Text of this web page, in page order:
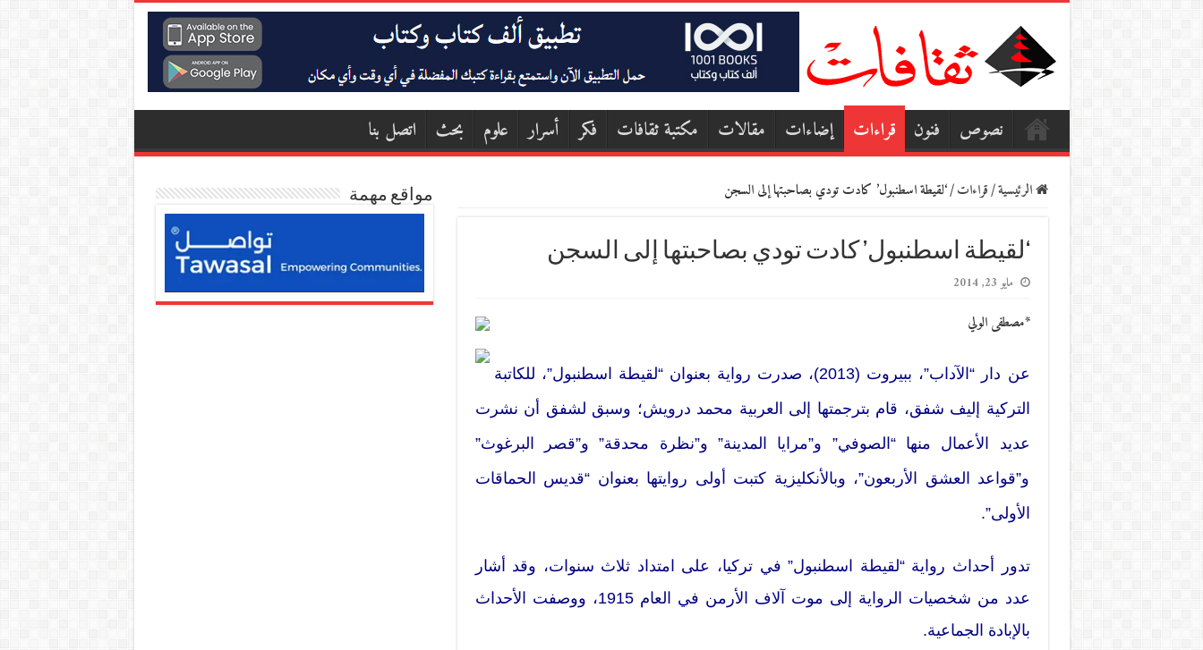
نصوص فنون قراءات إضاءات مقالات مكتبة ثقافات فكر أسرار علوم بحث اتصل بنا
الرئيسية/قراءات/‘لقيطة اسطنبول’ كادت تودي بصاحبتها إلى السجن
‘لقيطة اسطنبول’ كادت تودي بصاحبتها إلى السجن
مايو 23, 2014
*مصطفى الولي
عن دار “الآداب”، ببيروت (2013)، صدرت رواية بعنوان “لقيطة اسطنبول”، للكاتبة
التركية إليف شفق، قام بترجمتها إلى العربية محمد درويش؛ وسبق لشفق أن نشرت
عديد الأعمال منها “الصوفي” و”مرايا المدينة” و”نظرة محدقة” و”قصر البرغوث”
و”قواعد العشق الأربعون”، وبالأنكليزية كتبت أولى روايتها بعنوان “قديس الحماقات
الأولى”.
تدور أحداث رواية “لقيطة اسطنبول” في تركيا، على امتداد ثلاث سنوات، وقد أشار
عدد من شخصيات الرواية إلى موت آلاف الأرمن في العام 1915، ووصفت الأحداث
بالإبادة الجماعية.
مواقع مهمة